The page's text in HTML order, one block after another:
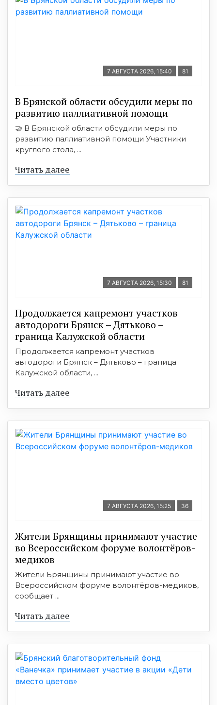
7 АВГУСТА 2026, 15:40 81
В Брянской области обсудили меры по
развитию паллиативной помощи
🤝 В Брянской области обсудили меры по
развитию паллиативной помощи Участники
круглого стола, ...
Читать далее
7 АВГУСТА 2026, 15:30 81
Продолжается капремонт участков
автодороги Брянск – Дятьково –
граница Калужской области
Продолжается капремонт участков
автодороги Брянск – Дятьково – граница
Калужской области, ...
Читать далее
7 АВГУСТА 2026, 15:25 36
Жители Брянщины принимают участие
во Всероссийском форуме волонтёров-
медиков
Жители Брянщины принимают участие во
Всероссийском форуме волонтёров-медиков,
сообщает ...
Читать далее